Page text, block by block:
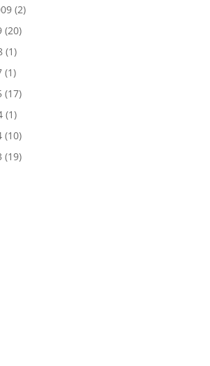
(2)
(20)
(1)
(1)
(17)
(1)
(10)
(19)